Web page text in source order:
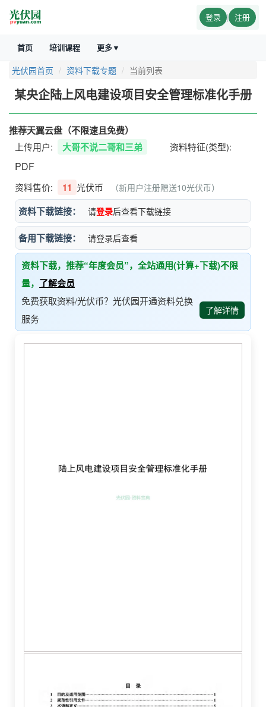
登录 | 注册
首页 培训课程 更多▼
光伏园首页 资料下载专题 当前列表
某央企陆上风电建设项目安全管理标准化手册
推荐天翼云盘（不限速且免费）
上传用户: 大哥不说二哥和三弟 资料特征(类型):
PDF
资料售价: 11 光伏币 （新用户注册赠送10光伏币）
资料下载链接： 请登录后查看下载链接
备用下载链接： 请登录后查看
资料下载，推荐“年度会员”，全站通用(计算+下载)不限
量， 了解会员
免费获取资料/光伏币？光伏园开通资料兑换
服务
了解详情